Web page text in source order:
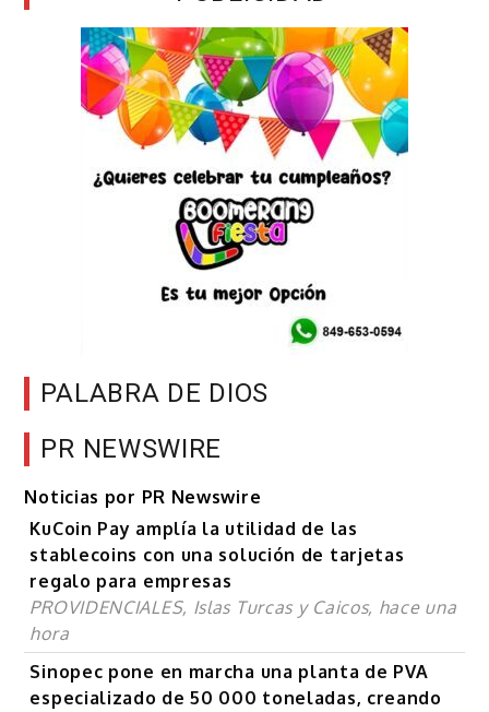
PALABRA DE DIOS
PR NEWSWIRE
Noticias por PR Newswire
KuCoin Pay amplía la utilidad de las
stablecoins con una solución de tarjetas
regalo para empresas
PROVIDENCIALES, Islas Turcas y Caicos, hace una
hora
Sinopec pone en marcha una planta de PVA
especializado de 50 000 toneladas, creando